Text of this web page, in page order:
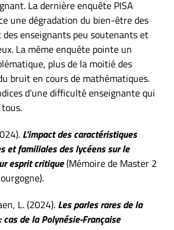
La dernière enquête PISA
une dégradation du bien-être des
enseignants peu soutenants et
La même enquête pointe un
plus de la moitié des
bruit en cours de mathématiques.
d’une difficulté enseignante qui
L’impact des caractéristiques
et familiales des lycéens sur le
esprit critique(Mémoire de Master 2
L. (2024). Les parles rares de la
de la Polynésie-Française